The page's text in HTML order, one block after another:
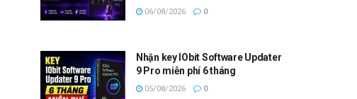
06/08/2026 0
Nhận key IObit Software Updater
9 Pro miễn phí 6 tháng
05/08/2026 0